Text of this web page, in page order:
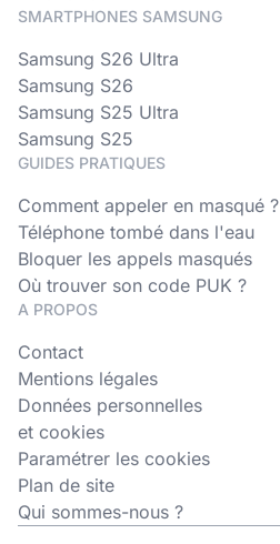
SMARTPHONES SAMSUNG
Samsung S26 Ultra
Samsung S26
Samsung S25 Ultra
Samsung S25
GUIDES PRATIQUES
Comment appeler en masqué ?
Téléphone tombé dans l'eau
Bloquer les appels masqués
Où trouver son code PUK ?
A PROPOS
Contact
Mentions légales
Données personnelles
et cookies
Paramétrer les cookies
Plan de site
Qui sommes-nous ?